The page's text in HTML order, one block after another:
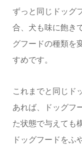
ずっと同じドッグ
合、犬も味に飽き
グフードの種類を
すめです。
これまでと同じド
あれば、ドッグフ
た状態で与えても
ドッグフードをふ